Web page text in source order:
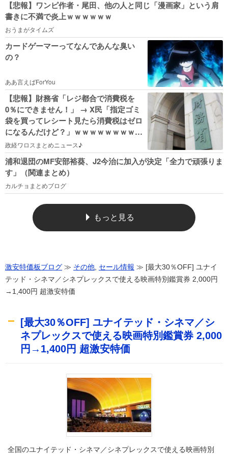
【悲報】ワンピ作者・尾田、他の人と同じ「漫画家」という肩
書きに不満で炎上ｗｗｗｗｗｗ
おうまがタイムズ
カードゲーマーってなんであんな臭い
の？
ああ言えばForYou
【悲報】財務省「レジ都合で消費税を
0％にできません！」 → X民「指定ゴミ
袋を買ってレシート見たら消費税はゼロ
になるんだけど？」ｗｗｗｗｗｗｗｗｗ
ｗｗｗｗｗ
政経ワロスまとめニュース♪
浦和退団のMF安部裕葵、J2今治に加入が決定「全力で頑張りま
す」（関連まとめ）
カルチョまとめブログ
もっと見る
激安特価板ブログ ≫ その他, セール情報 ≫ [最大30％OFF] ユナイ
テッド・シネマ／シネプレックスで使える映画特別鑑賞券 2,000円
→1,400円 超激安特価
[最大30％OFF] ユナイテッド・シネマ／シ
ネプレックスで使える映画特別鑑賞券 2,000
円→1,400円 超激安特価
全国のユナイテッド・シネマ／シネプレックスで使える映画特別